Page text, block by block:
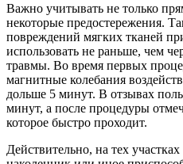
Важно учитывать не только
некоторые предостережения.
повреждений мягких тканей
использовать не раньше, чем
травмы. Во время первых
магнитные колебания
дольше 5 минут. В отзывах
минут, а после процедуры
которое быстро проходит.
Действительно, на тех